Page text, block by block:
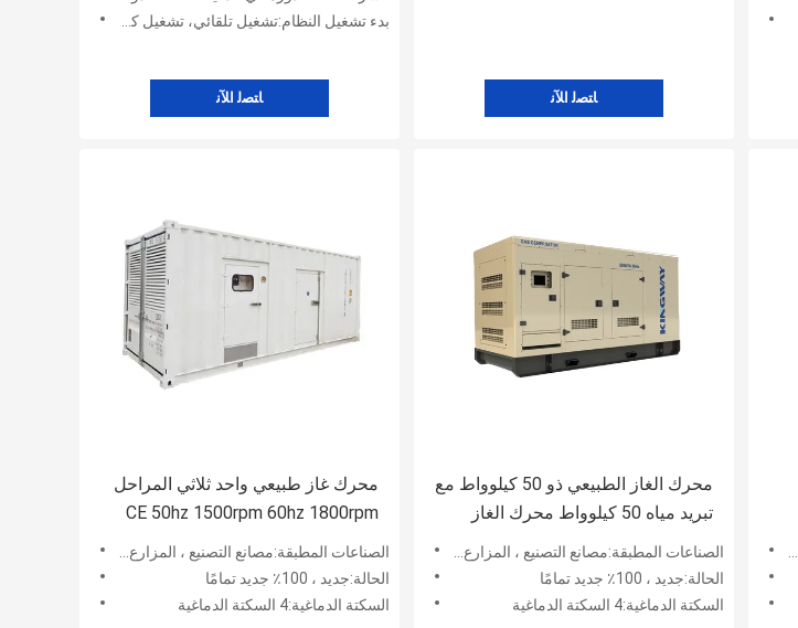
بدء تشغيل النظام:تشغيل تلقائي، تشغيل كهربائي بتيار مستمر 12 فولت، تشغيل كهربائي بتيار مستمر 24 فولت، تشغيل كهربائي
ﺎﺘﺼﻟ ﺍﻶﻧ ﺎﺘﺼﻟ ﺍﻶﻧ
محرك غاز طبيعي واحد ثلاثي المراحل
CE 50hz 1500rpm 60hz 1800rpm
مبرد بالماء 50kw محرك غاز طبيعي
الصناعات المطبقة:مصانع التصنيع ، المزارع ، أعمال البناء ، الطاقة والتعدين
الحالة:جديد ، 100٪ جديد تمامًا
السكتة الدماغية:4 السكتة الدماغية
محرك الغاز الطبيعي ذو 50 كيلوواط مع
تبريد مياه 50 كيلوواط محرك الغاز
الطبيعي
الصناعات المطبقة:مصانع التصنيع ، المزارع ، أعمال البناء ، الطاقة والتعدين
الحالة:جديد ، 100٪ جديد تمامًا
السكتة الدماغية:4 السكتة الدماغية